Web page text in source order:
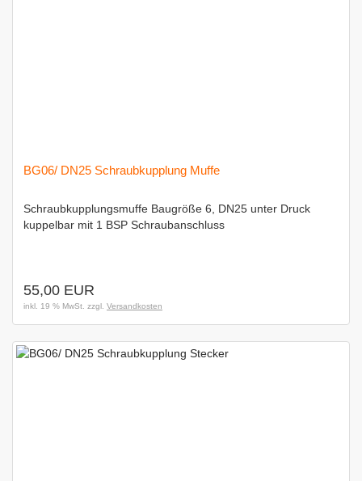
BG06/ DN25 Schraubkupplung Muffe
Schraubkupplungsmuffe Baugröße 6, DN25 unter Druck
kuppelbar mit 1 BSP Schraubanschluss
55,00 EUR
inkl. 19 % MwSt. zzgl. Versandkosten